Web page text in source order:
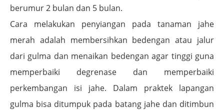
berumur 2 bulan dan 5 bulan.
Cara melakukan penyiangan pada tanaman jahe
merah adalah membersihkan bedengan atau jalur
dari gulma dan menaikan bedengan agar tinggi guna
memperbaiki degrenase dan memperbaiki
perkembangan isi jahe. Dalam praktek lapangan
gulma bisa ditumpuk pada batang jahe dan ditimbun